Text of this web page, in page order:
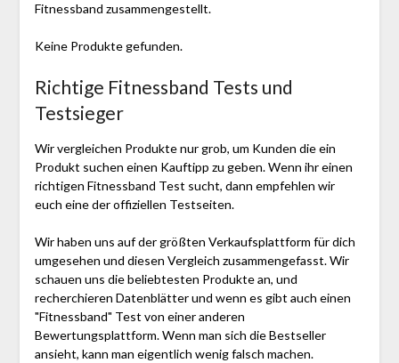
Fitnessband zusammengestellt.
Keine Produkte gefunden.
Richtige Fitnessband Tests und
Testsieger
Wir vergleichen Produkte nur grob, um Kunden die ein
Produkt suchen einen Kauftipp zu geben. Wenn ihr einen
richtigen Fitnessband Test sucht, dann empfehlen wir
euch eine der offiziellen Testseiten.
Wir haben uns auf der größten Verkaufsplattform für dich
umgesehen und diesen Vergleich zusammengefasst. Wir
schauen uns die beliebtesten Produkte an, und
recherchieren Datenblätter und wenn es gibt auch einen
"Fitnessband" Test von einer anderen
Bewertungsplattform. Wenn man sich die Bestseller
ansieht, kann man eigentlich wenig falsch machen.